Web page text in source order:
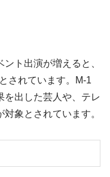
ト出演が増えると、
されています。M-1
を出した芸人や、テレ
象とされています。